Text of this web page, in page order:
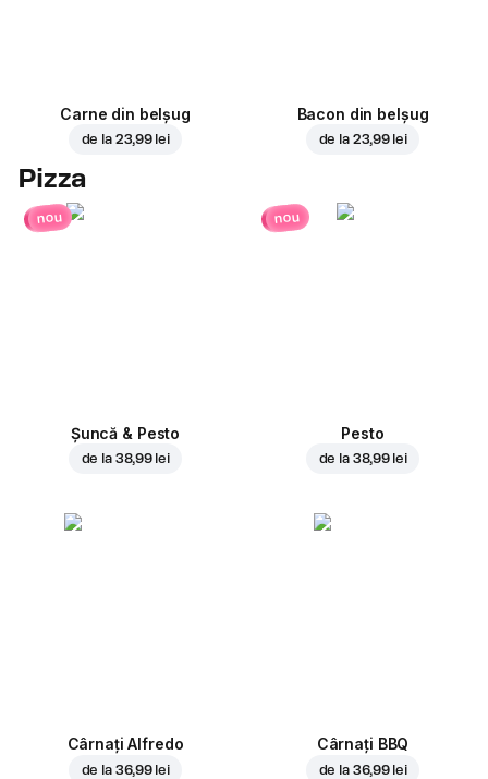
Carne din belșug
de la 23,99 lei
Bacon din belșug
de la 23,99 lei
Pizza
nou
Șuncă & Pesto
de la 38,99 lei
nou
Pesto
de la 38,99 lei
Cârnați Alfredo
de la 36,99 lei
Cârnați BBQ
de la 36,99 lei